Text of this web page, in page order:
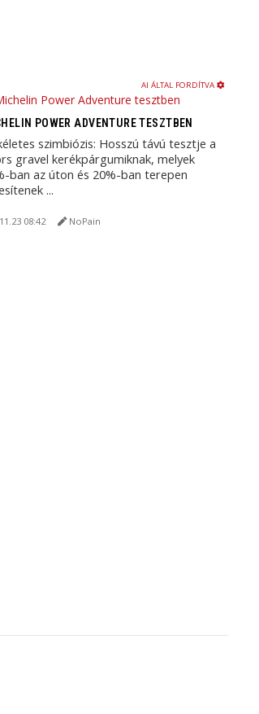
AI ÁLTAL FORDÍTVA
POWER ADVENTURE TESZTBEN
szimbiózis: Hosszú távú tesztje a
gravel kerékpárgumiknak, melyek
ban az úton és 20%-ban terepen
...
08:42 NoPain